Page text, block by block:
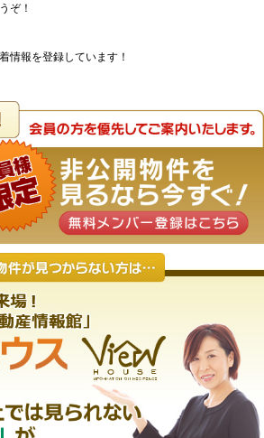
ぞ！
情報を登録しています！